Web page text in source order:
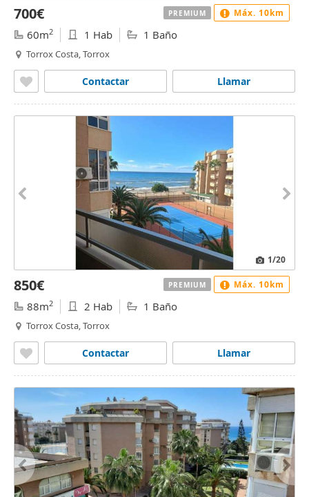
700€
60m2 1 Hab 1 Baño
Torrox Costa, Torrox
Llamar
Contactar
PREMIUM Máx. 10km
1/20
850€
88m2 2 Hab 1 Baño
Torrox Costa, Torrox
Llamar
Contactar
PREMIUM Máx. 10km